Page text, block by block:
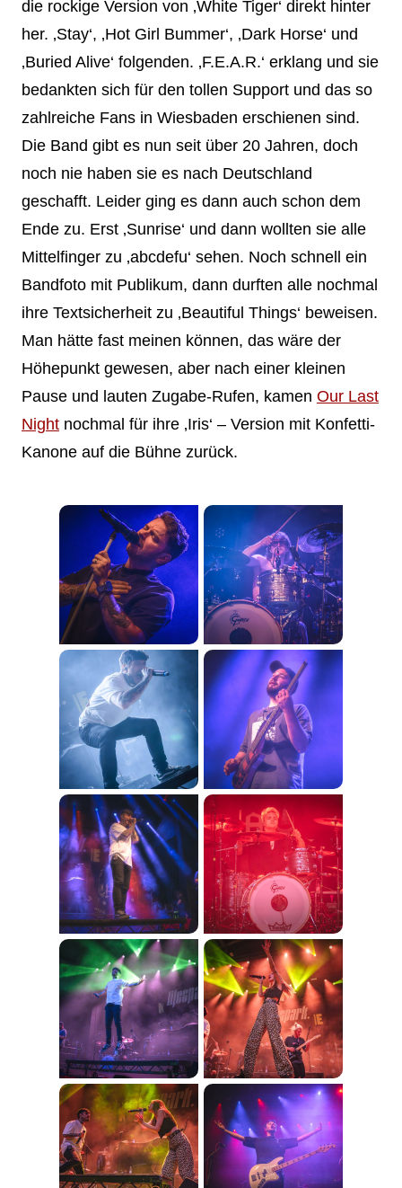
die rockige Version von ‚White Tiger‘ direkt hinter
her. ‚Stay‘, ‚Hot Girl Bummer‘, ‚Dark Horse‘ und
‚Buried Alive‘ folgenden. ‚F.E.A.R.‘ erklang und sie
bedankten sich für den tollen Support und das so
zahlreiche Fans in Wiesbaden erschienen sind.
Die Band gibt es nun seit über 20 Jahren, doch
noch nie haben sie es nach Deutschland
geschafft. Leider ging es dann auch schon dem
Ende zu. Erst ‚Sunrise‘ und dann wollten sie alle
Mittelfinger zu ‚abcdefu‘ sehen. Noch schnell ein
Bandfoto mit Publikum, dann durften alle nochmal
ihre Textsicherheit zu ‚Beautiful Things‘ beweisen.
Man hätte fast meinen können, das wäre der
Höhepunkt gewesen, aber nach einer kleinen
Pause und lauten Zugabe-Rufen, kamen Our Last
Nightnochmal für ihre ‚Iris‘ – Version mit Konfetti-
Kanone auf die Bühne zurück.